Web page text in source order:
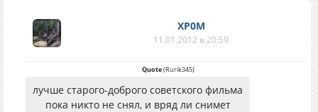
XP0M
11.01.2012 в 20:59
Quote(Rurik345)
лучше старого-доброго советского фильма
пока никто не снял, и вряд ли снимет